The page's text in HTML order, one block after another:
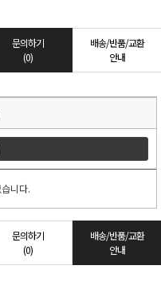
문의하기
(0)
배송/반품/교환
안내
니다.
문의하기
(0)
배송/반품/교환
안내